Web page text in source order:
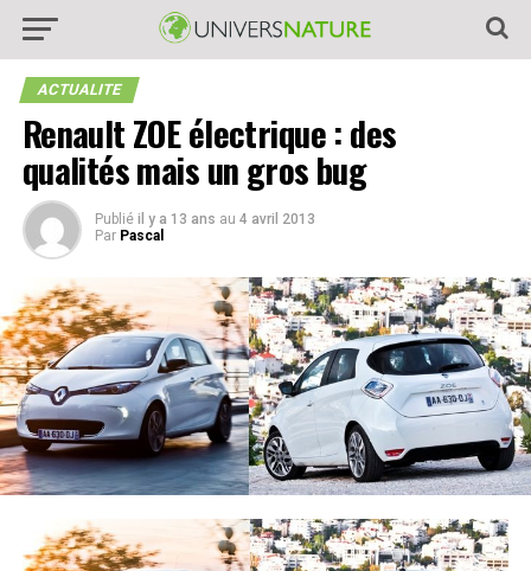
ACTUALITE
Renault ZOE électrique : des
qualités mais un gros bug
Publié il y a 13 ans au 4 avril 2013
Par Pascal